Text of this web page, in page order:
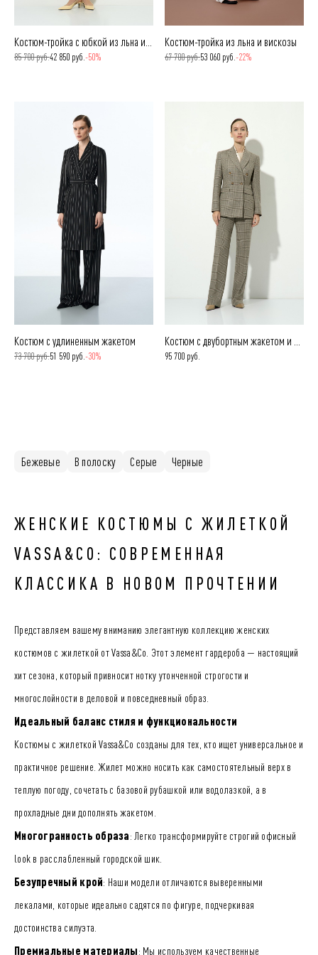
85 700 руб.42 850 руб. -50%
Костюм-тройка из льна и вискозы
67 700 руб.53 060 руб. -22%
Костюм с удлиненным жакетом
73 700 руб.51 590 руб. -30% 95 700 руб.
Бежевые В полоску Серые Черные
ЖЕНСКИЕ КОСТЮМЫ С ЖИЛЕТКОЙ
VASSA&CO: СОВРЕМЕННАЯ
КЛАССИКА В НОВОМ ПРОЧТЕНИИ
Представляем вашему вниманию элегантную коллекцию женских
костюмов с жилеткой от Vassa&Co. Этот элемент гардероба — настоящий
хит сезона, который привносит нотку утонченной строгости и
многослойности в деловой и повседневный образ.
Идеальный баланс стиля и функциональности
Костюмы с жилеткой Vassa&Co созданы для тех, кто ищет универсальное и
практичное решение. Жилет можно носить как самостоятельный верх в
теплую погоду, сочетать с базовой рубашкой или водолазкой, а в
прохладные дни дополнять жакетом.
Многогранность образа: Легко трансформируйте строгий офисный
look в расслабленный городской шик.
Безупречный крой: Наши модели отличаются выверенными
лекалами, которые идеально садятся по фигуре, подчеркивая
достоинства силуэта.
Премиальные материалы: Мы используем качественные